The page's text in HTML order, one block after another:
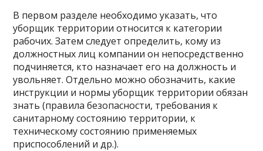
В первом разделе необходимо указать, что
уборщик территории относится к категории
рабочих. Затем следует определить, кому из
должностных лиц компании он непосредственно
подчиняется, кто назначает его на должность и
увольняет. Отдельно можно обозначить, какие
инструкции и нормы уборщик территории обязан
знать (правила безопасности, требования к
санитарному состоянию территории, к
техническому состоянию применяемых
приспособлений и др.).